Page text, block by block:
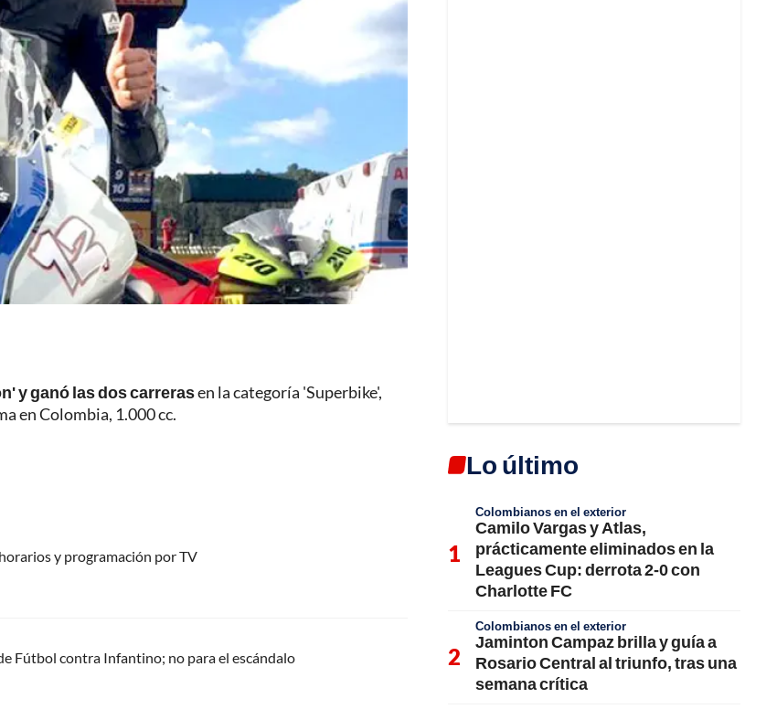
y ganó las dos carrerasen la categoría 'Superbike',
en Colombia, 1.000 cc.
y programación por TV
Fútbol contra Infantino; no para el escándalo
Lo último
Colombianos en el exterior
Camilo Vargas y Atlas,
prácticamente eliminados en la
Leagues Cup: derrota 2-0 con
Charlotte FC
Colombianos en el exterior
Jaminton Campaz brilla y guía a
Rosario Central al triunfo, tras una
semana crítica